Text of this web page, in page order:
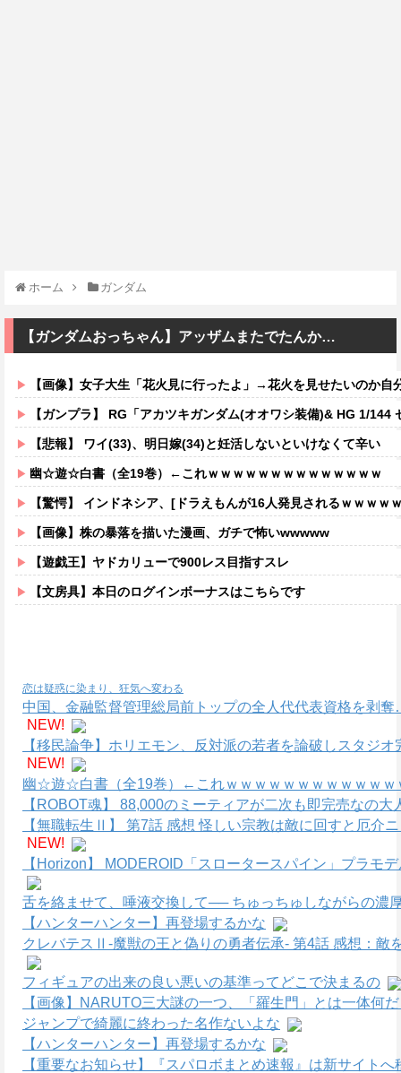
ホーム ガンダム
【ガンダムおっちゃん】アッザムまたでたんか…
【画像】女子大生「花火見に行ったよ」→花火を見せたいのか自分を見
【ガンプラ】 RG「アカツキガンダム(オオワシ装備)& HG 1/144 ゼウスシルエット + カスタムジョイントパーツセット」【ガ
【悲報】 ワイ(33)、明日嫁(34)と妊活しないといけなくて辛い
幽☆遊☆白書（全19巻）←これｗｗｗｗｗｗｗｗｗｗｗｗｗｗ
【驚愕】 インドネシア、[ドラえもんが16人発見されるｗｗｗｗ
【画像】株の暴落を描いた漫画、ガチで怖いwwwww
【遊戯王】ヤドカリューで900レス目指すスレ
【文房具】本日のログインボーナスはこちらです
恋は疑惑に染まり、狂気へ変わる
中国、金融監督管理総局前トップの全人代代表資格を剥
NEW!
【移民論争】ホリエモン、反対派の若者を論破しスタジ
NEW!
幽☆遊☆白書（全19巻）←これｗｗｗｗｗｗｗｗｗｗｗｗ
【ROBOT魂】 88,000のミーティアが二次も即完売なの
【無職転生Ⅱ】 第7話 感想 怪しい宗教は敵に回すと厄介
NEW!
【Horizon】 MODEROID「スロータースパイン」プラモ
舌を絡ませて、唾液交換して── ちゅっちゅしながらの濃
【ハンターハンター】再登場するかな
クレバテスⅡ-魔獣の王と偽りの勇者伝承- 第4話 感想：敵
フィギュアの出来の良い悪いの基準ってどこで決まるの
【画像】NARUTO三大謎の一つ、「羅生門」とは一体何
ジャンプで綺麗に終わった名作ないよな
【ハンターハンター】再登場するかな
【重要なお知らせ】『スパロボまとめ速報』は新サイトへ